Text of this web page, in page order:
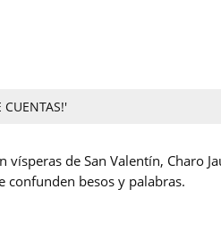
CUENTAS!'
vísperas de San Valentín, Charo
confunden besos y palabras.